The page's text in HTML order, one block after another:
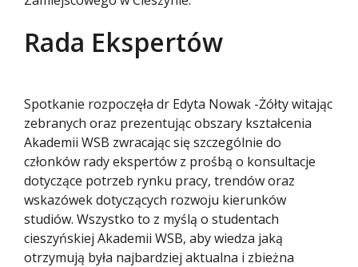
Rada Ekspertów
Spotkanie rozpoczęła dr Edyta Nowak -Żółty witając
zebranych oraz prezentując obszary kształcenia
Akademii WSB zwracając się szczególnie do
członków rady ekspertów z prośbą o konsultacje
dotyczące potrzeb rynku pracy, trendów oraz
wskazówek dotyczących rozwoju kierunków
studiów. Wszystko to z myślą o studentach
cieszyńskiej Akademii WSB, aby wiedza jaką
otrzymują była najbardziej aktualna i zbieżna